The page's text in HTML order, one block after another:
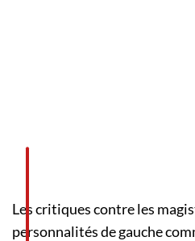
Les critiques contre les
personnalités de gauche